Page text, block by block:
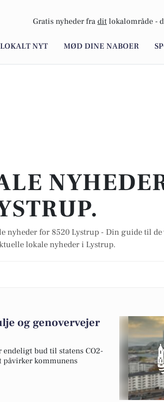
Gratis nyheder fra dit lokalområde -
LOKALT NYT MØD DINE NABOER
nyheder for 8520 Lystrup - Din guide til
lokale nyheder i Lystrup.
og genovervejer
bud til statens CO2-
påvirker kommunens